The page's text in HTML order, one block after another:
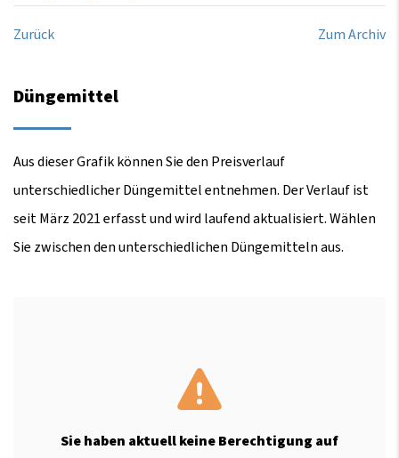
Zurück Zum Archiv
Düngemittel
Aus dieser Grafik können Sie den Preisverlauf
unterschiedlicher Düngemittel entnehmen. Der Verlauf ist
seit März 2021 erfasst und wird laufend aktualisiert. Wählen
Sie zwischen den unterschiedlichen Düngemitteln aus.
Sie haben aktuell keine Berechtigung auf